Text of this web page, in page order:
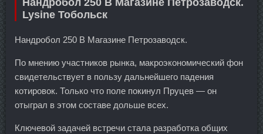
Нандробол 250 В Магазине Петрозаводск.
Lysine Тобольск
Нандробол 250 В Магазине Петрозаводск.
По мнению участников рынка, макроэкономический фон
свидетельствует в пользу дальнейшего падения
котировок. Только что поле покинул Пруцев — он
отыграл в этом составе дольше всех.
Ключевой задачей встречи стала разработка общих